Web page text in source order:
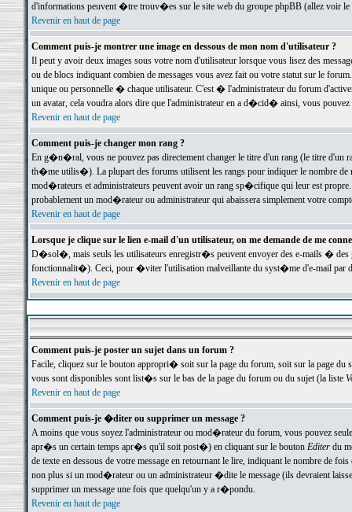
d'informations peuvent �tre trouv�es sur le site web du groupe phpBB (allez voir le
Revenir en haut de page
Comment puis-je montrer une image en dessous de mon nom d'utilisateur ?
Il peut y avoir deux images sous votre nom d'utilisateur lorsque vous lisez des
ou de blocs indiquant combien de messages vous avez fait ou votre statut sur le
unique ou personnelle � chaque utilisateur. C'est � l'administrateur du forum
un avatar, cela voudra alors dire que l'administrateur en a d�cid� ainsi, vous
Revenir en haut de page
Comment puis-je changer mon rang ?
En g�n�ral, vous ne pouvez pas directement changer le titre d'un rang (le titre d'un
th�me utilis�). La plupart des forums utilisent les rangs pour indiquer le nombre de
mod�rateurs et administrateurs peuvent avoir un rang sp�cifique qui leur est
probablement un mod�rateur ou administrateur qui abaissera simplement votre
Revenir en haut de page
Lorsque je clique sur le lien e-mail d'un utilisateur, on me demande de me
D�sol�, mais seuls les utilisateurs enregistr�s peuvent envoyer des e-mails �
fonctionnalit�). Ceci, pour �viter l'utilisation malveillante du syst�me d'e-mail par
Revenir en haut de page
Comment puis-je poster un sujet dans un forum ?
Facile, cliquez sur le bouton appropri� soit sur la page du forum, soit sur la page du
vous sont disponibles sont list�s sur le bas de la page du forum ou du sujet (la liste
Revenir en haut de page
Comment puis-je �diter ou supprimer un message ?
A moins que vous soyez l'administrateur ou mod�rateur du forum, vous pouvez
apr�s un certain temps apr�s qu'il soit post�) en cliquant sur le bouton Editerdu
de texte en dessous de votre message en retournant le lire, indiquant le nombre
non plus si un mod�rateur ou un administrateur �dite le message (ils devraient
supprimer un message une fois que quelqu'un y a r�pondu.
Revenir en haut de page